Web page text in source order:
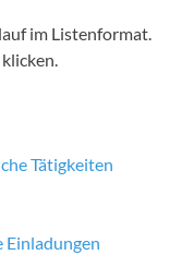
im Listenformat.
klicken.
Tätigkeiten
Einladungen